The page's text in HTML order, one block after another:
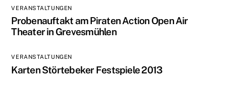
VERANSTALTUNGEN
Probenauftakt am Piraten Action Open Air
Theater in Grevesmühlen
VERANSTALTUNGEN
Karten Störtebeker Festspiele 2013